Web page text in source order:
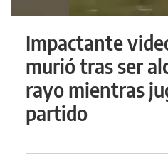
Impactante
murió tras ser
rayo mientras
partido